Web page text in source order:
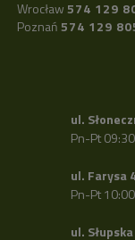
Wrocław 574 129
Poznań 574 129
ul.
Pn-Pt
ul. Farysa
Pn-Pt
ul.